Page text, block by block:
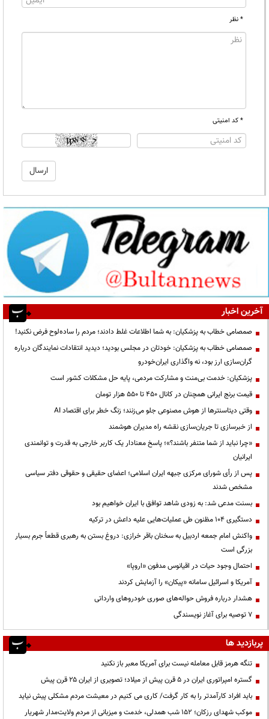
* نظر
* کد امنیتی
آخرین اخبار
صمصامی خطاب به پزشکیان: به شما اطلاعات غلط دادند؛ مردم را ساده‌لوح فرض نکنید!
صمصامی خطاب به پزشکیان: خودتان در مجلس بودید؛ دیدید انتقادات نمایندگان درباره
گران‌سازی ارز بود، نه واگذاری ایران‌خودرو
پزشکیان: خدمت بی‌منت و مشارکت مردمی، پایه حل مشکلات کشور است
قیمت‌ برنج ایرانی همچنان در کانال ۴۵۰ تا ۵۵۰ هزار تومان
وقتی دیتاسنترها از هوش مصنوعی جلو می‌زنند؛ زنگ خطر برای اقتصاد AI
از خبرسازی تا جریان‌سازی نقشه راه مدیران هوشمند
«چرا نباید از شما متنفر باشند؟»؛ پاسخ معنادار یک کاربر خارجی به قدرت و توانمندی
ایرانیان
پس از رأی شورای مرکزی جبهه ایران اسلامی؛ اعضای حقیقی و حقوقی دفتر سیاسی
مشخص شدند
بسنت مدعی شد: به زودی شاهد توافق با ایران خواهیم بود
دستگیری ۱۰۴ مظنون طی عملیات‌هایی علیه داعش در ترکیه
واکنش امام جمعه اردبیل به سخنان باقر خرازی: دروغ بستن به رهبری قطعاً جرم بسیار
بزرگی است
احتمال وجود حیات در اقیانوس مدفون «اروپا»
آمریکا و اسرائیل سامانه «پیکان» را آزمایش کردند
هشدار درباره فروش حواله‌های صوری خودروهای وارداتی
۷ توصیه برای آغاز نویسندگی
پربازدید ها
تنگه هرمز قابل معامله نیست برای آمریکا معبر باز نکنید
گستره امپراتوری ایران در ۵ قرن پیش از میلاد؛ تصویری از ایران ۲۵ قرن پیش
باید افراد کارآمدتر را به کار گرفت/ کاری می کنیم در معیشت مردم مشکلی پیش نیاید
موکب شهدای رزکان؛ ۱۵۲ شب همدلی، خدمت و میزبانی از مردم ولایت‌مدار شهریار